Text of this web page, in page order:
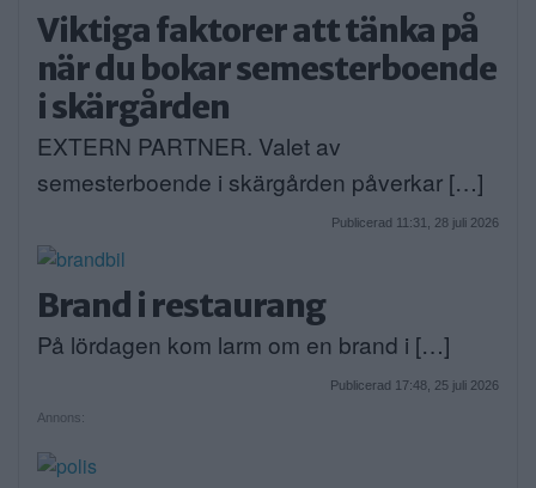
Viktiga faktorer att tänka på
när du bokar semesterboende
i skärgården
EXTERN PARTNER. Valet av
semesterboende i skärgården påverkar […]
Publicerad 11:31, 28 juli 2026
Brand i restaurang
På lördagen kom larm om en brand i […]
Publicerad 17:48, 25 juli 2026
Annons: